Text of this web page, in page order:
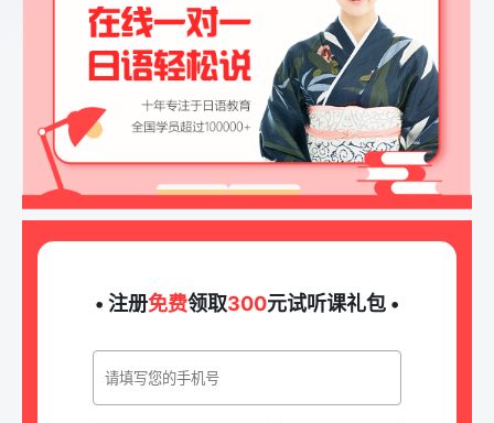
• 注册免费领取300元试听课礼包 •